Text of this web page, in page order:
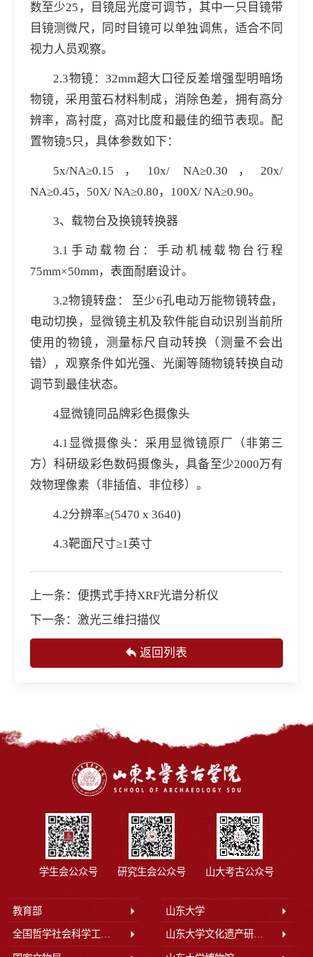
数至少25，目镜屈光度可调节，其中一只目镜带
目镜测微尺，同时目镜可以单独调焦，适合不同
视力人员观察。
2.3物镜：32mm超大口径反差增强型明暗场
物镜，采用萤石材料制成，消除色差，拥有高分
辨率，高衬度，高对比度和最佳的细节表现。配
置物镜5只，具体参数如下：
5x/NA≥0.15，10x/ NA≥0.30，20x/
NA≥0.45，50X/ NA≥0.80，100X/ NA≥0.90。
3、载物台及换镜转换器
3.1手动载物台：手动机械载物台行程
75mm×50mm，表面耐磨设计。
3.2物镜转盘： 至少6孔电动万能物镜转盘，
电动切换，显微镜主机及软件能自动识别当前所
使用的物镜，测量标尺自动转换（测量不会出
错），观察条件如光强、光阑等随物镜转换自动
调节到最佳状态。
4显微镜同品牌彩色摄像头
4.1显微摄像头：采用显微镜原厂（非第三
方）科研级彩色数码摄像头，具备至少2000万有
效物理像素（非插值、非位移）。
4.2分辨率≥(5470 x 3640)
4.3靶面尺寸≥1英寸
上一条： 便携式手持XRF光谱分析仪
下一条： 激光三维扫描仪
返回列表
学生会公众号 研究生会公众号 山大考古公众号
教育部 山东大学
全国哲学社会科学工作办公室 山东大学文化遗产研究院